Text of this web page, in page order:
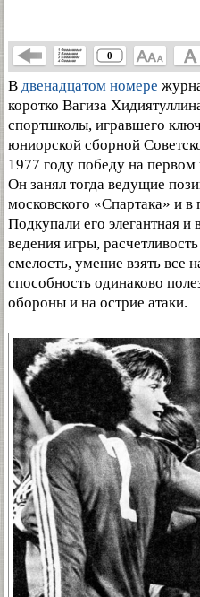
0
В двенадцатом номере
коротко Вагиза
спортшколы, игравшего
юниорской сборной
1977 году победу на
Он занял тогда ведущие
московского «Спартака» и
Подкупали его элегантная и
ведения игры,
смелость, умение взять все
способность одинаково
обороны и на острие атаки.